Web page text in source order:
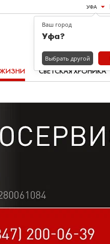
УФА
СВЕТСКАЯ ХРОНИКА
Ваш город
Уфа?
Выбрать другой